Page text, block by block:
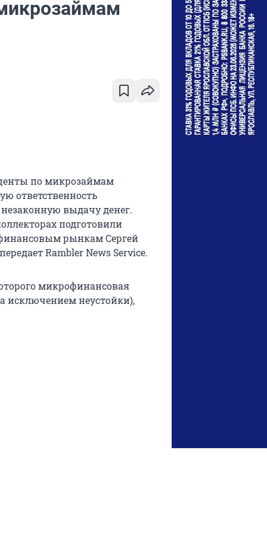
по микрозаймам
ответственность
выдачу денег.
подготовили
рынкам Сергей
Rambler News Service.
микрофинансовая
исключением неустойки),